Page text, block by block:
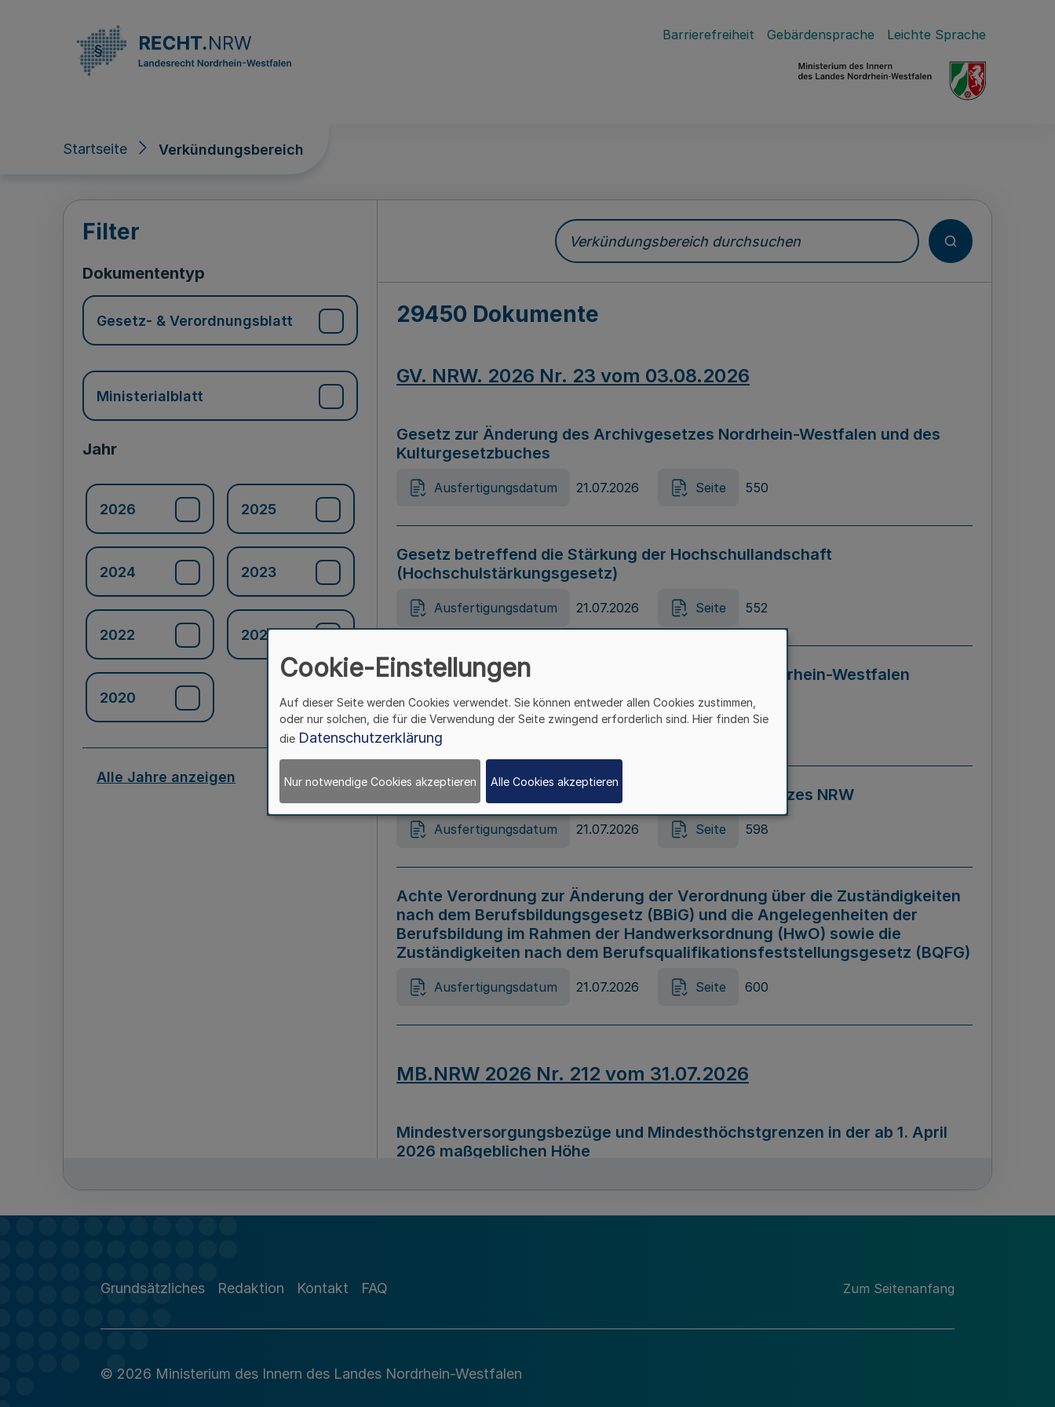
Barrierefreiheit Gebärdensprache Leichte Sprache
Startseite Verkündungsbereich
Verkündungsbereich
Filter
Dokumententyp
Gesetz- & Verordnungsblatt
Ministerialblatt
Jahr
2026 2025
2024 2023
2022 2021
2020
Alle Jahre anzeigen
Verkündungsbereich durchsuchen
29450 Dokumente
GV. NRW. 2026 Nr. 23 vom 03.08.2026
Gesetz zur Änderung des Archivgesetzes Nordrhein-Westfalen und des
Kulturgesetzbuches
Ausfertigungsdatum 21.07.2026 Seite 550
Gesetz betreffend die Stärkung der Hochschullandschaft
(Hochschulstärkungsgesetz)
Ausfertigungsdatum 21.07.2026 Seite 552
Gesetz zur Vermeidung von Diskriminierung in Nordrhein-Westfalen
(Landesantidiskriminierungsgesetz – LADG NRW)
Ausfertigungsdatum 21.07.2026 Seite 595
Gesetz zur Änderung des Online-Casinospiel Gesetzes NRW
Ausfertigungsdatum 21.07.2026 Seite 598
Achte Verordnung zur Änderung der Verordnung über die Zuständigkeiten
nach dem Berufsbildungsgesetz (BBiG) und die Angelegenheiten der
Berufsbildung im Rahmen der Handwerksordnung (HwO) sowie die
Zuständigkeiten nach dem Berufsqualifikationsfeststellungsgesetz (BQFG)
Ausfertigungsdatum 21.07.2026 Seite 600
MB.NRW 2026 Nr. 212 vom 31.07.2026
Mindestversorgungsbezüge und Mindesthöchstgrenzen in der ab 1. April
2026 maßgeblichen Höhe
Richtlinie zur Durchführung des Förderprogramms „Mittelstand Innovativ &
Grundsätzliches Redaktion Kontakt FAQ Zum Seitenanfang
© 2026 Ministerium des Innern des Landes Nordrhein-Westfalen
Cookie-Einstellungen
Auf dieser Seite werden Cookies verwendet. Sie können entweder allen Cookies zustimmen,
oder nur solchen, die für die Verwendung der Seite zwingend erforderlich sind. Hier finden Sie
die Datenschutzerklärung
Nur notwendige Cookies akzeptieren Alle Cookies akzeptieren